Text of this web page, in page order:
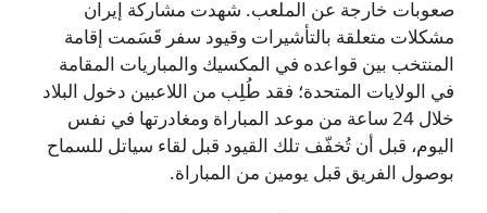
صعوبات خارجة عن الملعب. شهدت مشاركة إيران
مشكلات متعلقة بالتأشيرات وقيود سفر قَسَمت إقامة
المنتخب بين قواعده في المكسيك والمباريات المقامة
في الولايات المتحدة؛ فقد طُلِب من اللاعبين دخول البلاد
خلال 24 ساعة من موعد المباراة ومغادرتها في نفس
اليوم، قبل أن تُخفّف تلك القيود قبل لقاء سياتل للسماح
بوصول الفريق قبل يومين من المباراة.